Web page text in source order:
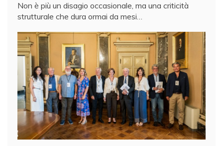
Non è più un disagio occasionale, ma una criticità
strutturale che dura ormai da mesi…